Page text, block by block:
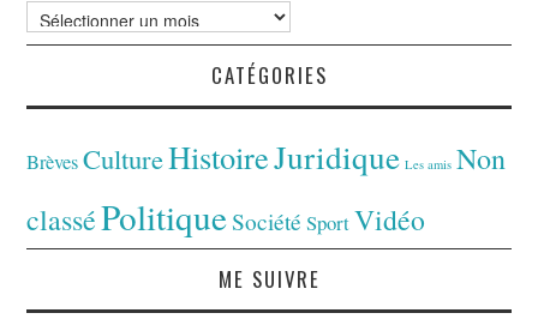
Archives
CATÉGORIES
Brèves CultureHistoireJuridique Les amis Non
classéPolitiqueSociété SportVidéo
ME SUIVRE